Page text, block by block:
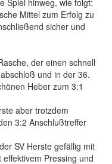
Mittel zum Erfolg zu
sicher und
der einen schnell
und in der 36.
Heber zum 3:1
aber trotzdem
3:2 Anschlußtreffer
SV Herste gefällig mit
Pressing und